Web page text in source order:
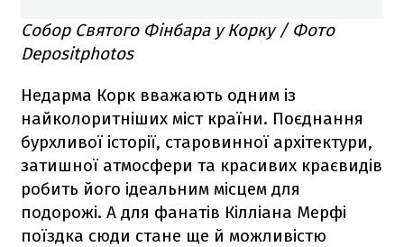
Собор Святого Фінбара у Корку / Фото
Depositphotos
Недарма Корк вважають одним із
найколоритніших міст країни. Поєднання
бурхливої історії, старовинної архітектури,
затишної атмосфери та красивих краєвидів
робить його ідеальним місцем для
подорожі. А для фанатів Кілліана Мерфі
поїздка сюди стане ще й можливістю